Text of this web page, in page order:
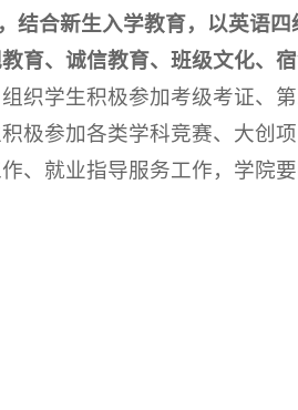
合新生入学教育，以英语四
育、诚信教育、班级文化、
织学生积极参加考级考证、
极参加各类学科竞赛、大创
、就业指导服务工作，学院要